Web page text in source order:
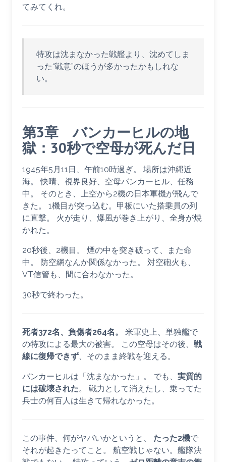
てみてくれ。
特攻は沈まなかった戦艦より、沈めてしま
った“戦意”のほうが多かったかもしれな
い。
第3章 バンカーヒルの地
獄：30秒で空母が死んだ日
1945年5月11日、午前10時過ぎ。 場所は沖縄近
海。 快晴、視界良好、空母バンカーヒル、任務
中。 そのとき、上空から2機の日本軍機が飛んで
きた。 1機目が突っ込む。甲板にいた搭乗員の列
に直撃。 火が走り、爆風が巻き上がり、全身が焼
かれた。
20秒後、2機目。 煙の中を突き破って、また命
中。 防空網なんか関係なかった。 対空砲火も、
VT信管も、間に合わなかった。
30秒で終わった。
死者372名、負傷者264名。
米軍史上、単独艦で
の特攻による最大の被害。 この空母はその後、 戦
線に復帰できず、そのまま終戦を迎える。
バンカーヒルは「沈まなかった」。 でも、 実質的
には破壊された。 戦力として消えたし、乗ってた
兵士の何百人は生きて帰れなかった。
この事件、何がヤバいかというと、 たった2機で
それが起きたってこと。 航空戦じゃない。艦隊決